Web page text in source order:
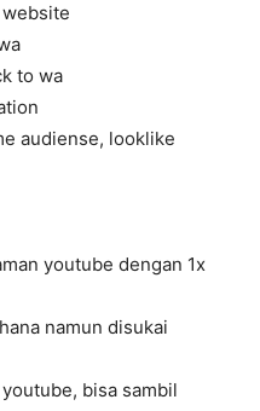
to wa
audiense, looklike
youtube dengan 1x
namun disukai
bisa sambil